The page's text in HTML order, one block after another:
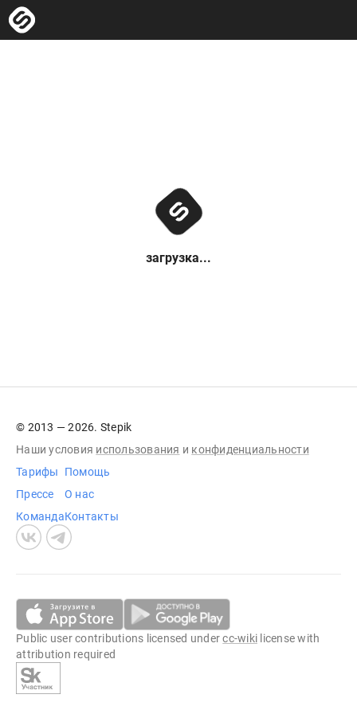
загрузка...
© 2013 — 2026. Stepik
Наши условия использования и конфиденциальности
Тарифы
Прессе
Команда
Помощь
О нас
Контакты
Public user contributions licensed undercc-wiki license with
attribution required